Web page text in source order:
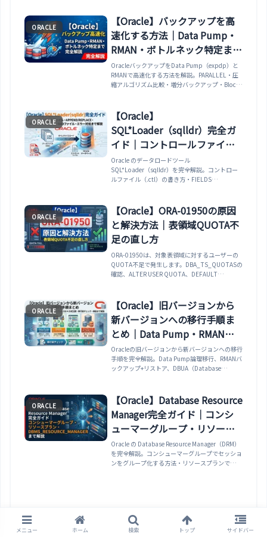
ルの移動、制御ファイルの移動、ASM間の移動、
移動前後の確認SQL、ダウンタイム比較まで網
羅。
ORACLE
【Oracle】バックアップを高
速化する方法｜Data Pump・
RMAN・ボトルネック特定まで
完全解説
OracleバックアップをData Pump（expdp）と
RMANで高速化する方法を解説。PARALLEL・圧
縮アルゴリズム比較・増分バックアップ・Block
で実務レベルで網羅。
ORACLE
【Oracle】
SQL*Loader（sqlldr）完全ガ
イド｜コントロールファイ
ル・APPEND/REPLACE・ダイ
レクトパスロード・BADファ
イル・エラー対処まで解説
Oracle のデータロードツール
SQL*Loader（sqlldr）を完全解説。コントロー
ルファイル（.ctl）の書き方・FIELDS
ロードモードの違い・ダイレクトパスロード
（DIRECT=TRUE）による高速化・BADファイ
ル・DISCARDファイルによるエラー行の確認・
よくあるエラーと対処法まで実例で解説します。
ORACLE
【Oracle】ORA-01950の原因
と解決方法｜表領域QUOTA不
足の直し方
ORA-01950は、対象表領域に対するユーザーの
QUOTA不足で発生します。DBA_TS_QUOTASの
確認、ALTER USER QUOTA、DEFAULT
ORACLE
【Oracle】旧バージョンから
新バージョンへの移行手順ま
とめ｜Data Pump・RMAN・
DBUA・インプレースの 4 方式
比較・移行前チェック・検証
Oracleの旧バージョンから新バージョンへの移行
手順を完全解説。Data Pump論理移行、RMANバ
ックアップ+リストア、DBUA（Database
preupgrade.jar事前チェック、移行後の検証手順
（catctl.pl/utlu132s.sql）、ダウンタイム最小
化のアプローチまで網羅。
ORACLE
【Oracle】Database Resource
Manager完全ガイド｜コンシ
ューマーグループ・リソース
プラン・
DBMS_RESOURCE_MANAGER
Oracle の Database Resource Manager（DRM）
を完全解説。コンシューマーグループでセッショ
ンをグループ化する方法・リソースプランで
法・自動コンシューマーグループ切り替えまで実
例で解説します。
メニュー ホーム 検索 トップ サイドバー